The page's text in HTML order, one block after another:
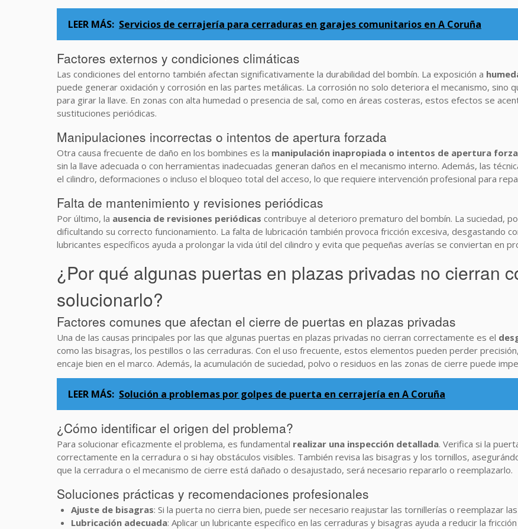
LEER MÁS: Servicios de cerrajería para cerraduras en garajes comunitarios en A Coruña
Factores externos y condiciones climáticas
Las condiciones del entorno también afectan significativamente la durabilidad del bombín. La exposición a
puede generar oxidación y corrosión en las partes metálicas. La corrosión no solo deteriora el mecanismo, sino
para girar la llave. En zonas con alta humedad o presencia de sal, como en áreas costeras, estos efectos se
sustituciones periódicas.
Manipulaciones incorrectas o intentos de apertura forzada
Otra causa frecuente de daño en los bombines es la manipulación inapropiada o intentos de apertura
sin la llave adecuada o con herramientas inadecuadas generan daños en el mecanismo interno. Además, las
el cilindro, deformaciones o incluso el bloqueo total del acceso, lo que requiere intervención profesional para
Falta de mantenimiento y revisiones periódicas
Por último, la ausencia de revisiones periódicas contribuye al deterioro prematuro del bombín. La suciedad,
dificultando su correcto funcionamiento. La falta de lubricación también provoca fricción excesiva, desgastando
lubricantes específicos ayuda a prolongar la vida útil del cilindro y evita que pequeñas averías se conviertan en
¿Por qué algunas puertas en plazas privadas no cierran
solucionarlo?
Factores comunes que afectan el cierre de puertas en plazas privadas
Una de las causas principales por las que algunas puertas en plazas privadas no cierran correctamente es el
como las bisagras, los pestillos o las cerraduras. Con el uso frecuente, estos elementos pueden perder
encaje bien en el marco. Además, la acumulación de suciedad, polvo o residuos en las zonas de cierre puede
LEER MÁS: Solución a problemas por golpes de puerta en cerrajería en A Coruña
¿Cómo identificar el origen del problema?
Para solucionar eficazmente el problema, es fundamental realizar una inspección detallada. Verifica si la
correctamente en la cerradura o si hay obstáculos visibles. También revisa las bisagras y los tornillos,
que la cerradura o el mecanismo de cierre está dañado o desajustado, será necesario repararlo o reemplazarlo.
Soluciones prácticas y recomendaciones profesionales
Ajuste de bisagras: Si la puerta no cierra bien, puede ser necesario reajustar las tornillerías o reemplazar
Lubricación adecuada: Aplicar un lubricante específico en las cerraduras y bisagras ayuda a reducir la